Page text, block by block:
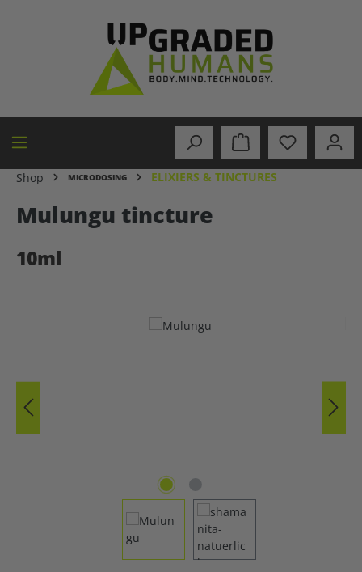
Shop MICRODOSING ELIXIERS & TINCTURES
Mulungu tincture
10ml